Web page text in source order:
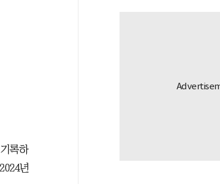
록하
년